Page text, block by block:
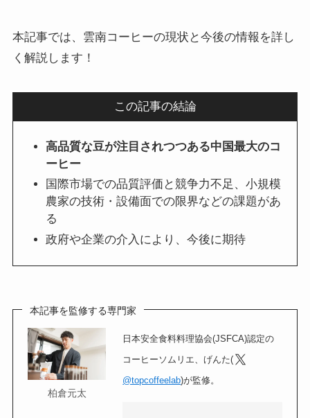
本記事では、雲南コーヒーの現状と今後の情報を詳し
く解説します！
この記事の結論
高品質な豆が注目されつつある中国最大のコ
ーヒー
国際市場での品質評価と競争力不足、小規模
農家の技術・設備面での限界などの課題があ
る
政府や企業の介入により、今後に期待
本記事を監修する専門家
柏倉元太
日本安全食料料理協会(JSFCA)認定の
コーヒーソムリエ、げんた(
@topcoffeelab)が監修。